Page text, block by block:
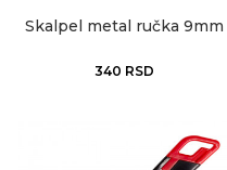
Skalpel metal ručka 9mm
340 RSD